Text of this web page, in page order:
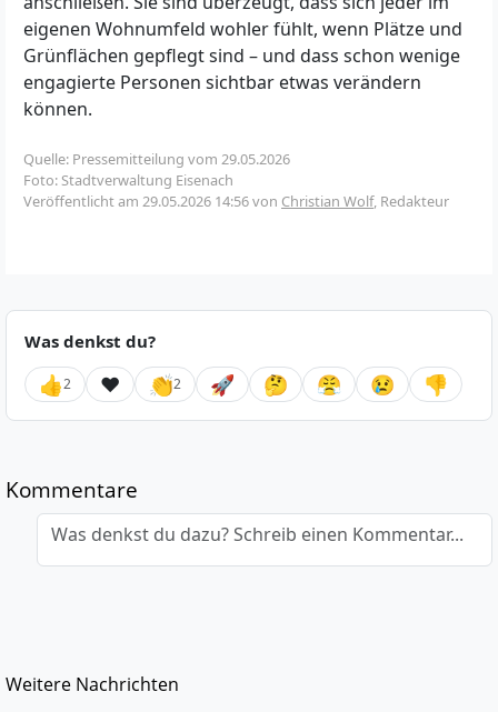
eigenen Wohnumfeld wohler fühlt, wenn Plätze und
Grünflächen gepflegt sind – und dass schon wenige
engagierte Personen sichtbar etwas verändern
können.
Quelle: Pressemitteilung vom 29.05.2026
Foto: Stadtverwaltung Eisenach
Veröffentlicht am 29.05.2026 14:56von Christian Wolf, Redakteur
Was denkst du?
👍2 ❤️ 👏2 🚀 🤔 😤 😢 👎
Kommentare
Was denkst du dazu? Schreib einen Kommentar...
Weitere Nachrichten